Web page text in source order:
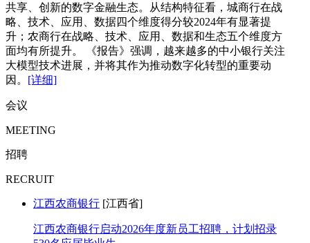
共享、创新的数字金融生态。从结构特征看，城商行在战
略、技术、应用、数据四个维度得分较2024年有显著提
升；农商行在战略、技术、应用、数据和生态五个维度方
面均有所提升。 《报告》强调，越来越多的中小银行关注
大模型技术进展，并将其作为推动数字化转型的重要动
因。 [详细]
会议
MEETING
招聘
RECRUIT
江西农商银行 [江西省]
江西农商银行启动2026年度新员工招聘，计划招录